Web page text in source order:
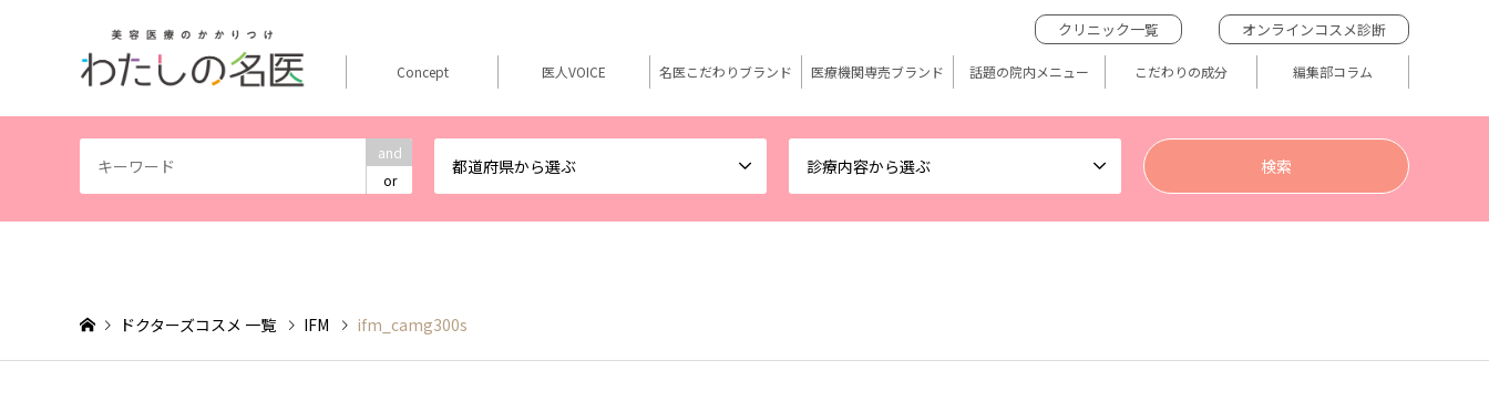
and
or
都道府県から選ぶ 診療内容から選ぶ
クリニック一覧 オンラインコスメ診断
Concept 医人VOICE 名医こだわりブランド 医療機関専売ブランド 話題の院内メニュー こだわりの成分 編集部コラム
ドクターズコスメ 一覧 IFM ifm_camg300s